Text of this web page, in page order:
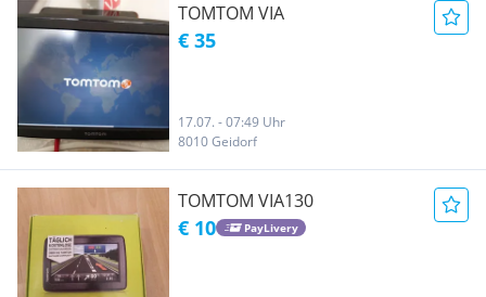
TOMTOM VIA
€ 35
17.07. - 07:49 Uhr
8010 Geidorf
TOMTOM VIA130
€ 10 PayLivery